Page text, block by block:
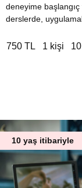
deneyime başlangıç
derslerde,
750 TL 1 kişi
10 yaş itibariyle